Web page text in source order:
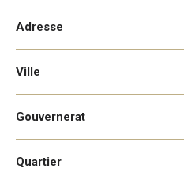
Adresse
Ville
Gouvernerat
Quartier